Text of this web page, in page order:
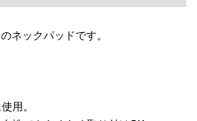
ネックパッドです。
用。